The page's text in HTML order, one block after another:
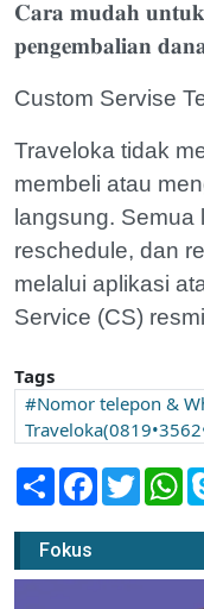
𝐂𝐚𝐫𝐚 𝐦𝐮𝐝𝐚𝐡 𝐮𝐧𝐭𝐮𝐤
𝐩𝐞𝐧𝐠𝐞𝐦𝐛𝐚𝐥𝐢𝐚𝐧
Custom Servise
Traveloka tidak
membeli atau
langsung.
reschedule, dan
melalui aplikasi
Service (CS)
Tags
Nomor telepon &
Share Facebook
Twitter
Fokus